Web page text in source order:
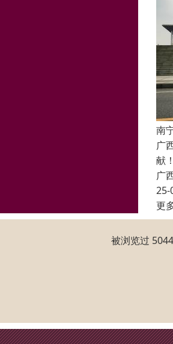
南
广
献
广
25-
更
被浏览过